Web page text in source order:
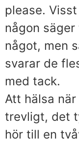
please.
någon
något, men
svarar de
med tack.
Att hälsa
trevligt, det
hör till en